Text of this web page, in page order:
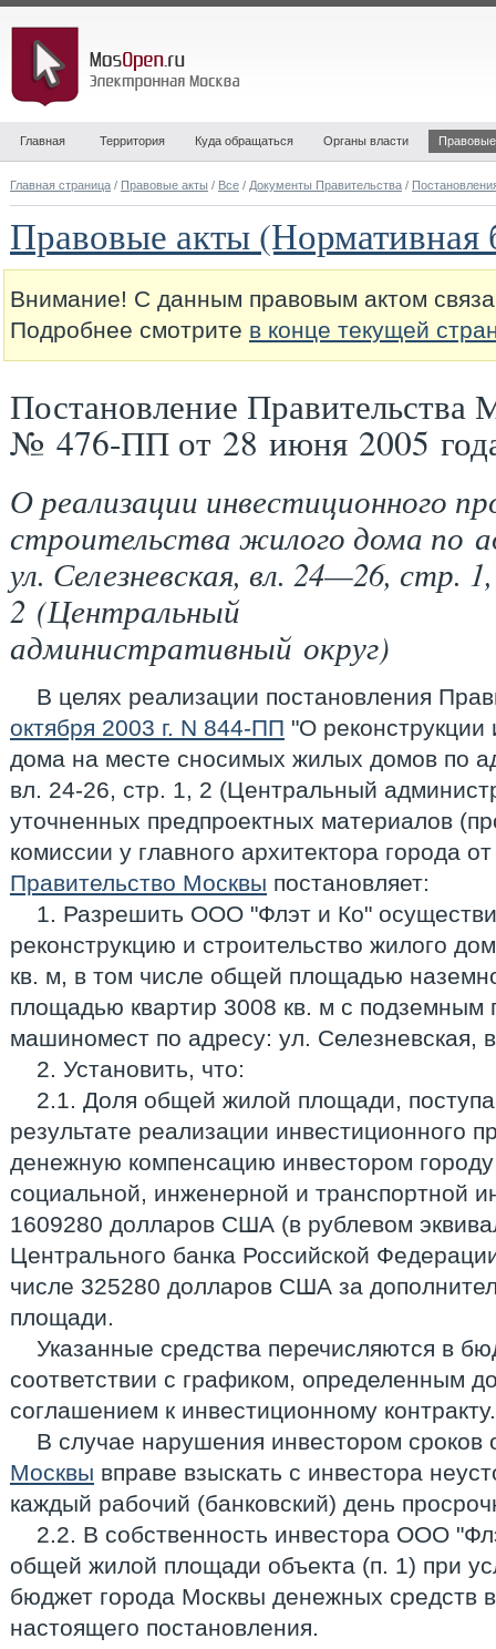
Главная Территория Куда обращаться Органы власти
Главная страница / Правовые акты / Все / Документы Правительства /
Правовые акты (Нормативная
Внимание! С данным правовым актом
Подробнее смотрите в конце текущей
Постановление Правительства
№ 476-ПП от 28 июня 2005
О реализации инвестиционного
строительства жилого дома по
ул. Селезневская, вл. 24—26, стр. 1,
2 (Центральный
административный округ)
В целях реализации постановления
октября 2003 г. N 844-ПП "О реконструкции
дома на месте сносимых жилых домов по
вл. 24-26, стр. 1, 2 (Центральный
уточненных предпроектных материалов
комиссии у главного архитектора города
Правительство Москвы постановляет:
1. Разрешить ООО "Флэт и Ко"
реконструкцию и строительство жилого
кв. м, в том числе общей площадью
площадью квартир 3008 кв. м с подземным
машиномест по адресу: ул. Селезневская,
2. Установить, что:
2.1. Доля общей жилой площади,
результате реализации инвестиционного
денежную компенсацию инвестором
социальной, инженерной и транспортной
1609280 долларов США (в рублевом
Центрального банка Российской
числе 325280 долларов США за
площади.
Указанные средства перечисляются в
соответствии с графиком, определенным
соглашением к инвестиционному контракту.
В случае нарушения инвестором сроков
Москвы вправе взыскать с инвестора
каждый рабочий (банковский) день
2.2. В собственность инвестора ООО
общей жилой площади объекта (п. 1) при
бюджет города Москвы денежных средств
настоящего постановления.